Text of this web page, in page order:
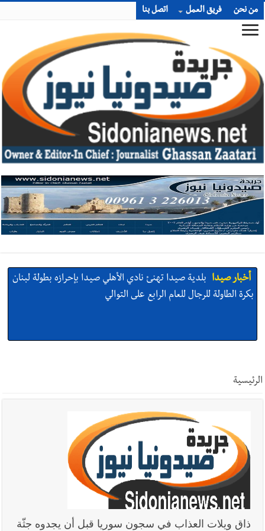
من نحن فريق العمل اتصل بنا
أخبار صيدا بلدية صيدا تهنئ نادي الأهلي صيدا بإحرازه بطولة لبنان
بكرة الطاولة للرجال للعام الرابع على التوالي
أخبار صيدا
بالصور: رئيسا بلديتي صيدا وصور يشاركان في ورشة
تقنية حول الحد من النفايات البحرية وشباك الصيد المهملة
أخبار صيدا عمر مرجان يتصل برئيس النادي الرياضي مهنئا بإحراز
البطولة
الرئيسية
ذاق ويلات العذاب في سجون سوريا قبل أن يجدوه جثّة